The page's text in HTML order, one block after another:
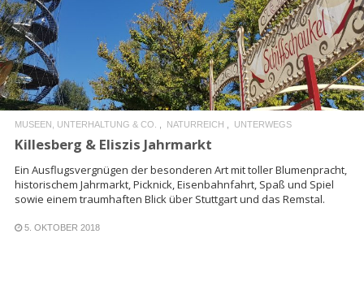
READ MORE
MUSEEN, UNTERHALTUNG & CO. NATURREICH UNTERWEGS
Killesberg & Eliszis Jahrmarkt
Ein Ausflugsvergnügen der besonderen Art mit toller Blumenpracht,
historischem Jahrmarkt, Picknick, Eisenbahnfahrt, Spaß und Spiel
sowie einem traumhaften Blick über Stuttgart und das Remstal.
5. OKTOBER 2018